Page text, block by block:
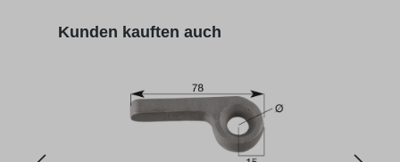
Produktgalerie überspringen
Kunden kauften auch